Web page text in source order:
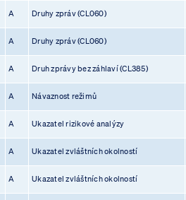
A Druhy zpráv (CL060)
A Druhy zpráv (CL060)
A Druh zprávy bez záhlaví (CL385)
A Návaznost režimů
A Ukazatel rizikové analýzy
A Ukazatel zvláštních okolností
A Ukazatel zvláštních okolností